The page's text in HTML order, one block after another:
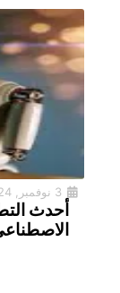
أحدث